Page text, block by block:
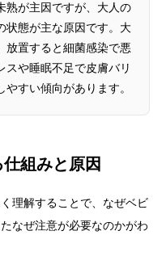
熟が主因ですが、大人の
状態が主な原因です。大
放置すると細菌感染で悪
スや睡眠不足で皮膚バリ
すい傾向があります。
組みと原因
理解することで、なぜベビ
なぜ注意が必要なのかがわ